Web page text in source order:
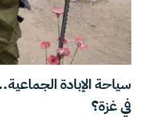
سياحة الإبادة
في غزة؟